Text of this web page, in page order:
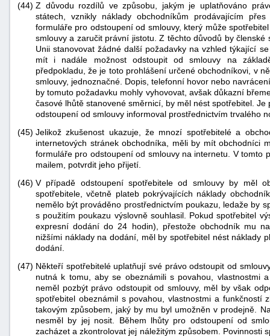
(44) Z důvodu rozdílů ve způsobu, jakým je uplatňováno
státech, vznikly náklady obchodníkům prodávajícím
formuláře pro odstoupení od smlouvy, který může
smlouvy a zaručit právní jistotu. Z těchto důvodů by
Unii stanovovat žádné další požadavky na vzhled týkající
mít i nadále možnost odstoupit od smlouvy na
předpokladu, že je toto prohlášení určené obchodníkovi, v
smlouvy, jednoznačné. Dopis, telefonní hovor nebo
by tomuto požadavku mohly vyhovovat, avšak důkazní
časové lhůtě stanovené směrnicí, by měl nést spotřebitel.
odstoupení od smlouvy informoval prostřednictvím trvalého
(45) Jelikož zkušenost ukazuje, že mnozí spotřebitelé a
internetových stránek obchodníka, měli by mít obchodníci
formuláře pro odstoupení od smlouvy na internetu. V tomto
mailem, potvrdit jeho přijetí.
(46) V případě odstoupení spotřebitele od smlouvy by měl
spotřebitele, včetně plateb pokrývajících náklady
nemělo být prováděno prostřednictvím poukazu, ledaže by
s použitím poukazu výslovně souhlasil. Pokud spotřebitel
expresní dodání do 24 hodin), přestože obchodník mu
nižšími náklady na dodání, měl by spotřebitel nést náklady
dodání.
(47) Někteří spotřebitelé uplatňují své právo odstoupit od
nutná k tomu, aby se obeznámili s povahou, vlastnostmi
neměl pozbýt právo odstoupit od smlouvy, měl by však
spotřebitel obeznámil s povahou, vlastnostmi a
takovým způsobem, jaký by mu byl umožněn v prodejně.
nesměl by jej nosit. Během lhůty pro odstoupení od
zacházet a zkontrolovat jej náležitým způsobem. Povinnosti